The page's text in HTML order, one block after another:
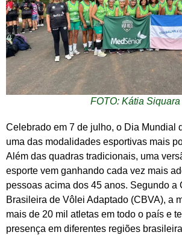
FOTO: Kátia Siquara
Celebrado em 7 de julho, o Dia Mundial
uma das modalidades esportivas mais
Além das quadras tradicionais, uma
esporte vem ganhando cada vez mais
pessoas acima dos 45 anos. Segundo a
Brasileira de Vôlei Adaptado (CBVA), a
mais de 20 mil atletas em todo o país e
presença em diferentes regiões